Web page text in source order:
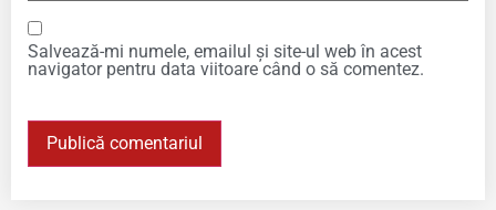
Salvează-mi numele, emailul și site-ul web în acest
navigator pentru data viitoare când o să comentez.